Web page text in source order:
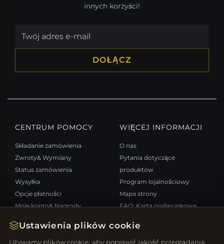
Ustawienia plików cookie
Używamy plików cookie, aby poprawić jakość przeglądania,
innych korzyści!
DOŁĄCZ
CENTRUM POMOCY
Składanie zamówienia
Zwroty& Wymiany
Status zamówienia
Wysyłka
Opcje płatności
Moje konto& Nagrody
WIĘCEJ INFORMACJI
O nas
Pytania dotyczące
produktów
Program lojalnościowy
Mapa strony
FAQ: Karta podarunkowa
Wypisz się z newslettera